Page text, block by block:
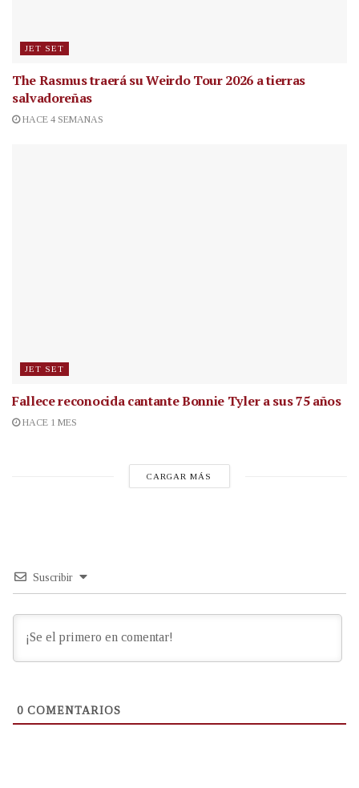
JET SET
The Rasmus traerá su Weirdo Tour 2026 a tierras
salvadoreñas
HACE 4 SEMANAS
JET SET
Fallece reconocida cantanteBonnie Tyler a sus 75 años
HACE 1 MES
CARGAR MÁS
Suscribir
0 COMENTARIOS